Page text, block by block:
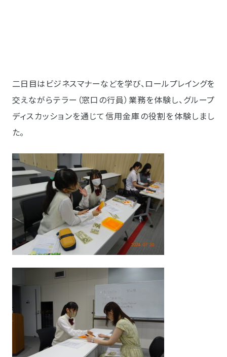
二日目はビジネスマナーなどを学び、ロールプレイングを
交えながらテラー（窓口の行員）業務を体験し、グループ
ディスカッションを通じて信用金庫の役割を体験しまし
た。